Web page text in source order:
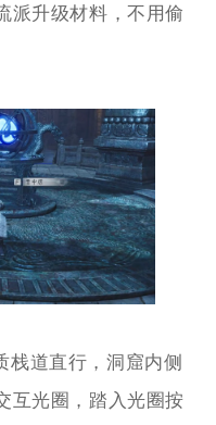
派升级材料，不用偷
栈道直行，洞窟内侧
互光圈，踏入光圈按